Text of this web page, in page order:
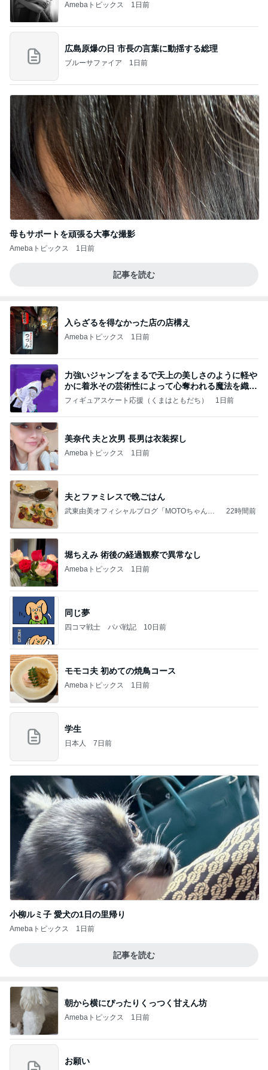
Amebaトピックス 1日前
広島原爆の日 市長の言葉に動揺する総理
ブルーサファイア 1日前
母もサポートを頑張る大事な撮影
Amebaトピックス 1日前
記事を読む
入らざるを得なかった店の店構え
Amebaトピックス 1日前
力強いジャンプをまるで天上の美しさのように軽や
かに着氷その芸術性によって心奪われる魔法を織り
なす
フィギュアスケート応援（くまはともだち） 1日前
美奈代 夫と次男 長男は衣装探し
Amebaトピックス 1日前
夫とファミレスで晩ごはん
武東由美オフィシャルブログ「MOTOちゃんと
22時間前
堀ちえみ 術後の経過観察で異常なし
Amebaトピックス 1日前
同じ夢
四コマ戦士 パパ戦記 10日前
モモコ夫 初めての焼鳥コース
Amebaトピックス 1日前
学生
日本人 7日前
小柳ルミ子 愛犬の1日の里帰り
Amebaトピックス 1日前
記事を読む
朝から横にぴったりくっつく甘えん坊
Amebaトピックス 1日前
お願い